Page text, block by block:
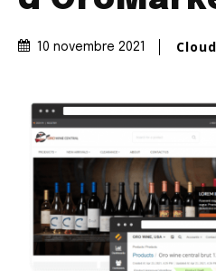
10 novembre 2021